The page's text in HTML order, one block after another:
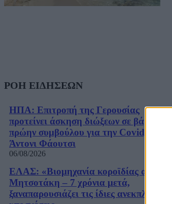
ΡΟΗ ΕΙΔΗΣΕΩΝ
ΗΠΑ: Επιτροπή της Γερουσίας
προτείνει άσκηση διώξεων σε βάρος του
πρώην συμβούλου για την Covid,
Άντονι Φάουτσι
06/08/2026
ΕΛΑΣ: «Βιομηχανία κοροϊδίας από τον
Μητσοτάκη – 7 χρόνια μετά,
ξαναπαρουσιάζει τις ίδιες ανεκπλήρωτες